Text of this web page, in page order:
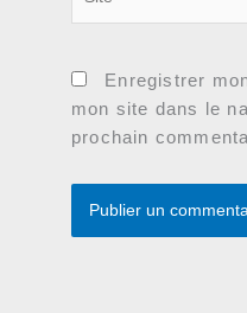
Enregistrer
mon site dans le
prochain